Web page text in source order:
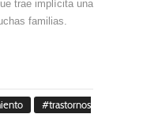
trae implícita una
familias.
trastornos